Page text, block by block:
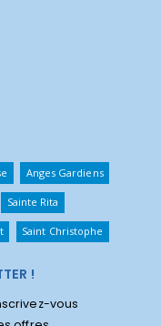
Anges Gardiens
Sainte Rita
Saint Christophe
!
vous